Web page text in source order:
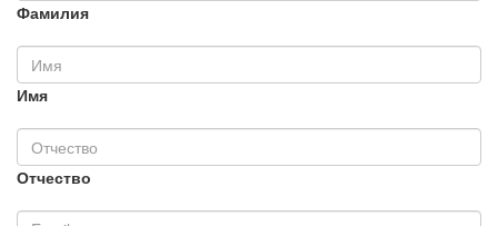
Фамилия
Имя
Отчество